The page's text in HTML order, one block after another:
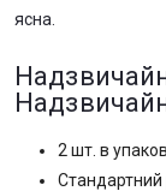
ясна.
2 шт. в
Стандартний